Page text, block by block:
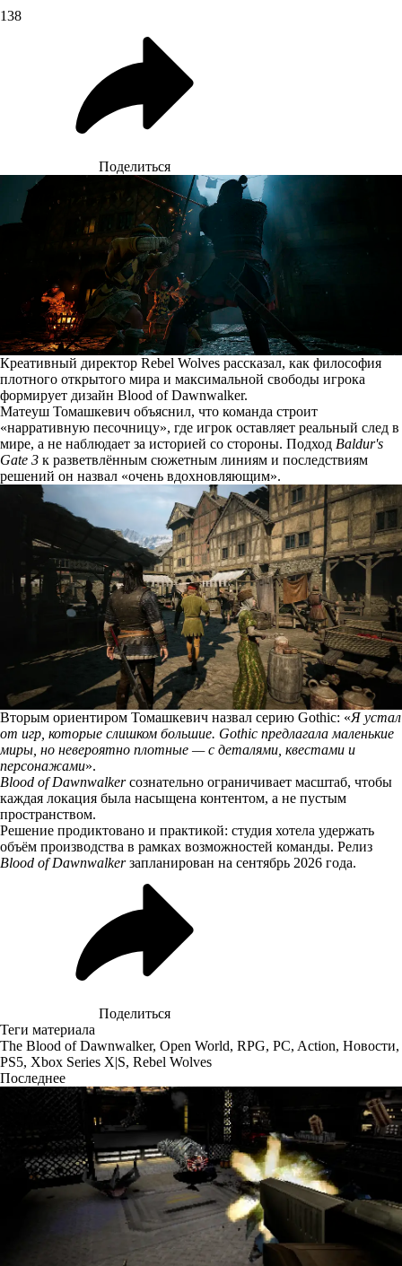
138
Поделиться
Креативный директор Rebel Wolves рассказал, как философия
плотного открытого мира и максимальной свободы игрока
формирует дизайн Blood of Dawnwalker.
Матеуш Томашкевич объяснил, что команда строит
«нарративную песочницу», где игрок оставляет реальный след в
мире, а не наблюдает за историей со стороны. Подход Baldur's
Gate 3 к разветвлённым сюжетным линиям и последствиям
решений он назвал «очень вдохновляющим».
Вторым ориентиром Томашкевич назвал серию Gothic: «Я устал
от игр, которые слишком большие. Gothic предлагала маленькие
миры, но невероятно плотные — с деталями, квестами и
персонажами».
Blood of Dawnwalkerсознательно ограничивает масштаб, чтобы
каждая локация была насыщена контентом, а не пустым
пространством.
Решение продиктовано и практикой: студия хотела удержать
объём производства в рамках возможностей команды. Релиз
Blood of Dawnwalkerзапланирован на сентябрь 2026 года.
Поделиться
Теги материала
The Blood of Dawnwalker, Open World, RPG, PC, Action, Новости,
PS5, Xbox Series X|S, Rebel Wolves
Последнее